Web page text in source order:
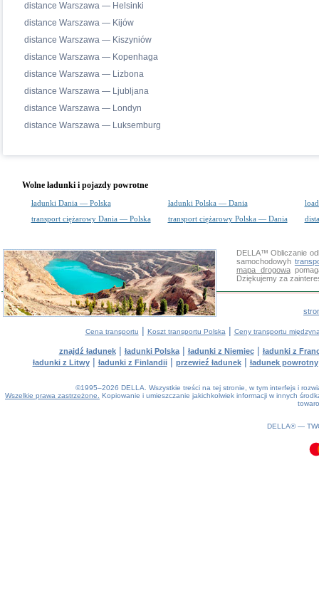
distance Warszawa — Helsinki
distance Warszawa — Kijów
distance Warszawa — Kiszyniów
distance Warszawa — Kopenhaga
distance Warszawa — Lizbona
distance Warszawa — Ljubljana
distance Warszawa — Londyn
distance Warszawa — Luksemburg
Wolne ładunki i pojazdy powrotne
ładunki Dania — Polska ładunki Polska — Dania
transport ciężarowy Dania — Polska
transport ciężarowy Polska — Dania
DELLA™Obliczanie
samochodowyh
mapa drogowa
Dziękujemy za
Cena transportu | Koszt transportu Polska | Ceny transportu
znajdź ładunek| ładunki Polska| ładunki z Niemiec| ładunki z
ładunki z Litwy| ładunki z Finlandii| przewieź ładunek| ładunek powrotny
©1995–2026 DELLA. Wszystkie treści na tej stronie, w tym interfejs i
Wszelkie prawa zastrzeżone.
Kopiowanie i umieszczanie jakichkolwiek informacji w innych
DELLA® —